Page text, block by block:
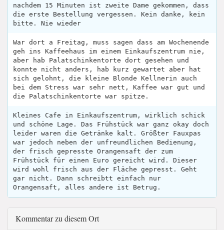
nachdem 15 Minuten ist zweite Dame gekommen, dass
die erste Bestellung vergessen. Kein danke, kein
bitte. Nie wieder
War dort a Freitag, muss sagen dass am Wochenende
geh ins Kaffeehaus im einem Einkaufszentrum nie,
aber hab Palatschinkentorte dort gesehen und
konnte nicht anders, hab kurz gewartet aber hat
sich gelohnt, die kleine Blonde Kellnerin auch
bei dem Stress war sehr nett, Kaffee war gut und
die Palatschinkentorte war spitze.
Kleines Cafe in Einkaufszentrum, wirklich schick
und schöne Lage. Das Frühstück war ganz okay doch
leider waren die Getränke kalt. Größter Fauxpas
war jedoch neben der unfreundlichen Bedienung,
der frisch gepresste Orangensaft der zum
Frühstück für einen Euro gereicht wird. Dieser
wird wohl frisch aus der Fläche gepresst. Geht
gar nicht. Dann schreibtt einfach nur
Orangensaft, alles andere ist Betrug.
Kommentar zu diesem Ort